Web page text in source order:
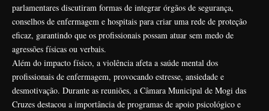
parlamentares discutiram formas de integrar órgãos de segurança,
conselhos de enfermagem e hospitais para criar uma rede de proteção
eficaz, garantindo que os profissionais possam atuar sem medo de
agressões físicas ou verbais.
Além do impacto físico, a violência afeta a saúde mental dos
profissionais de enfermagem, provocando estresse, ansiedade e
desmotivação. Durante as reuniões, a Câmara Municipal de Mogi das
Cruzes destacou a importância de programas de apoio psicológico e